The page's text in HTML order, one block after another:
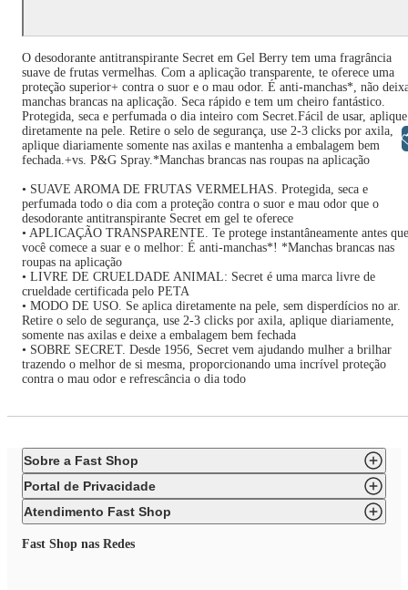
O desodorante antitranspirante Secret em Gel Berry tem uma fragrância
suave de frutas vermelhas. Com a aplicação transparente, te oferece uma
proteção superior+ contra o suor e o mau odor. É anti-manchas*, não
manchas brancas na aplicação. Seca rápido e tem um cheiro fantástico.
Protegida, seca e perfumada o dia inteiro com Secret.Fácil de usar, aplique
diretamente na pele. Retire o selo de segurança, use 2-3 clicks por axila,
aplique diariamente somente nas axilas e mantenha a embalagem bem
fechada.+vs. P&G Spray.*Manchas brancas nas roupas na aplicação
• SUAVE AROMA DE FRUTAS VERMELHAS. Protegida, seca e
perfumada todo o dia com a proteção contra o suor e mau odor que o
desodorante antitranspirante Secret em gel te oferece
• APLICAÇÃO TRANSPARENTE. Te protege instantâneamente antes que
você comece a suar e o melhor: É anti-manchas*! *Manchas brancas nas
roupas na aplicação
• LIVRE DE CRUELDADE ANIMAL: Secret é uma marca livre de
crueldade certificada pelo PETA
• MODO DE USO. Se aplica diretamente na pele, sem disperdícios no ar.
Retire o selo de segurança, use 2-3 clicks por axila, aplique diariamente,
somente nas axilas e deixe a embalagem bem fechada
• SOBRE SECRET. Desde 1956, Secret vem ajudando mulher a brilhar
trazendo o melhor de si mesma, proporcionando uma incrível proteção
contra o mau odor e refrescância o dia todo
Sobre a Fast Shop
Portal de Privacidade
Atendimento Fast Shop
Fast Shop nas Redes
Libras